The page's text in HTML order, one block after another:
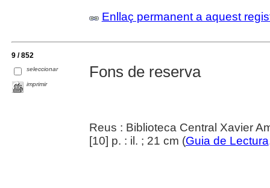
Enllaç permanent a aquest
9 / 852
seleccionar
imprimir
Fons de reserva
Reus : Biblioteca Central Xavier
[10] p. : il. ; 21 cm (Guia de Lectura